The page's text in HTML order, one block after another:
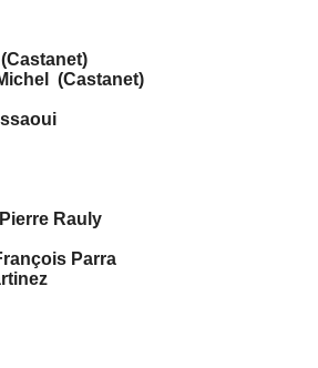
(Castanet)
Rauly
Parra